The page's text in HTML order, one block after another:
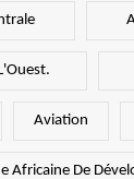
Aviation
Africaine De